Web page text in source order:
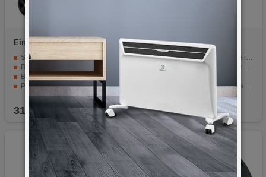
Einhell TC-AC 190/24/8
Snaga motora od 1500 W.
Regulirani radni pritisak do 8 bara.
Brza spojnica za jednostavno spajanje pribora.
Pumpa s uljnim podmazivanjem za dugotrajnost.
Jamstvo od 10 godina protiv prohrđavanja spremnika.
319,00
Einhell GC-EM 1500/36
Snažni karbonski motor s velikim okretnim momentom
Središnje podešavanje visine rezanja u 5 stupnjeva
Integrirana ručka za nošenje za lakši transport
Preporuča se za travnjake do 600 m²
269,00KM